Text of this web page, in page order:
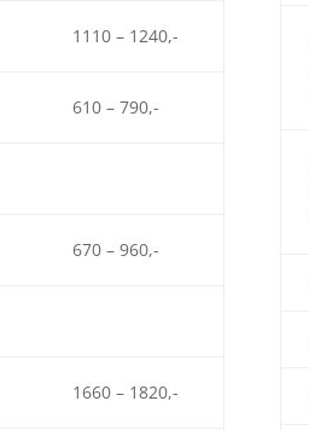
1110 – 1240,-
610 – 790,-
670 – 960,-
1660 – 1820,-